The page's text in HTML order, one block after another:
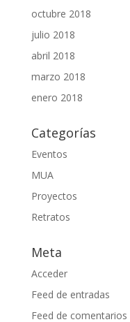
octubre 2018
julio 2018
abril 2018
marzo 2018
enero 2018
Categorías
Eventos
MUA
Proyectos
Retratos
Meta
Acceder
Feed de entradas
Feed de comentarios